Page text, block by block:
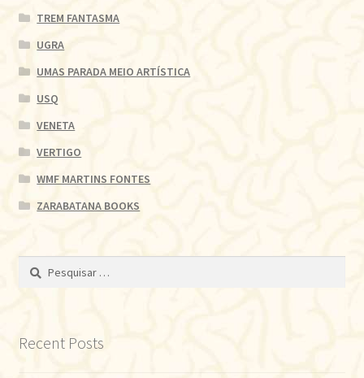
TREM FANTASMA
UGRA
UMAS PARADA MEIO ARTÍSTICA
USQ
VENETA
VERTIGO
WMF MARTINS FONTES
ZARABATANA BOOKS
Pesquisar
Recent Posts